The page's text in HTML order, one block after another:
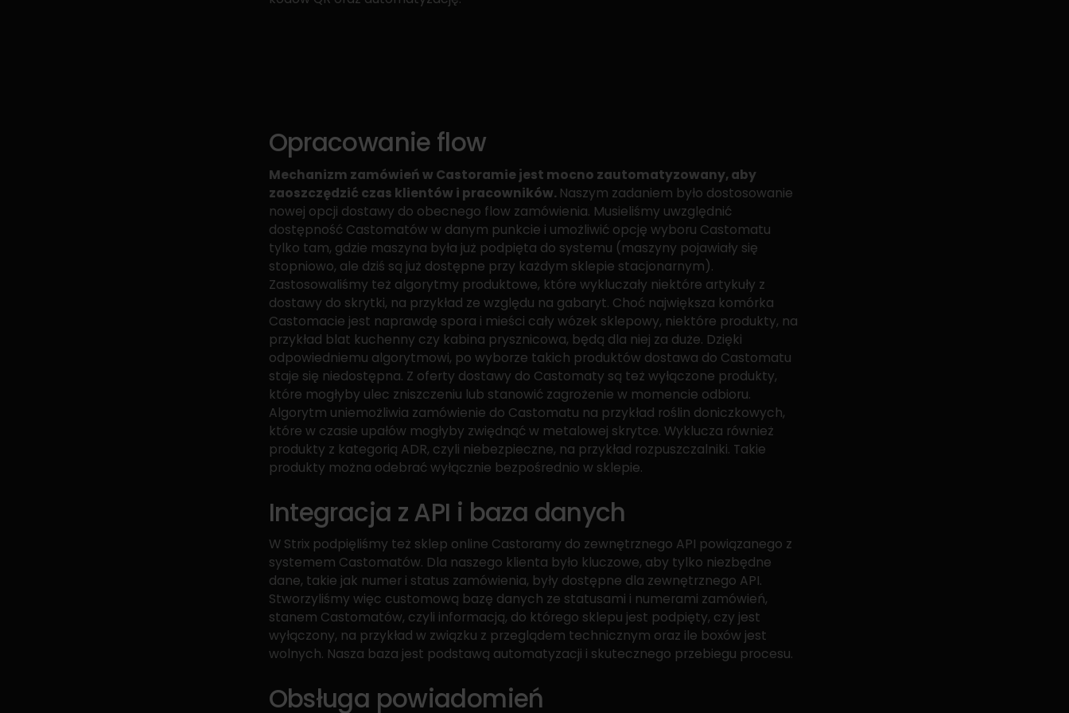
Opracowanie flow
Mechanizm zamówień w Castoramie jest mocno zautomatyzowany, aby
zaoszczędzić czas klientów i pracowników. Naszym zadaniem było dostosowanie
nowej opcji dostawy do obecnego flow zamówienia. Musieliśmy uwzględnić
dostępność Castomatów w danym punkcie i umożliwić opcję wyboru Castomatu
tylko tam, gdzie maszyna była już podpięta do systemu (maszyny pojawiały się
stopniowo, ale dziś są już dostępne przy każdym sklepie stacjonarnym).
Zastosowaliśmy też algorytmy produktowe, które wykluczały niektóre artykuły z
dostawy do skrytki, na przykład ze względu na gabaryt. Choć największa komórka
Castomacie jest naprawdę spora i mieści cały wózek sklepowy, niektóre produkty, na
przykład blat kuchenny czy kabina prysznicowa, będą dla niej za duże. Dzięki
odpowiedniemu algorytmowi, po wyborze takich produktów dostawa do Castomatu
staje się niedostępna. Z oferty dostawy do Castomaty są też wyłączone produkty,
które mogłyby ulec zniszczeniu lub stanowić zagrożenie w momencie odbioru.
Algorytm uniemożliwia zamówienie do Castomatu na przykład roślin doniczkowych,
które w czasie upałów mogłyby zwiędnąć w metalowej skrytce. Wyklucza również
produkty z kategorią ADR, czyli niebezpieczne, na przykład rozpuszczalniki. Takie
produkty można odebrać wyłącznie bezpośrednio w sklepie.
Integracja z API i baza danych
W Strix podpięliśmy też sklep online Castoramy do zewnętrznego API powiązanego z
systemem Castomatów. Dla naszego klienta było kluczowe, aby tylko niezbędne
dane, takie jak numer i status zamówienia, były dostępne dla zewnętrznego API.
Stworzyliśmy więc customową bazę danych ze statusami i numerami zamówień,
stanem Castomatów, czyli informacją, do którego sklepu jest podpięty, czy jest
wyłączony, na przykład w związku z przeglądem technicznym oraz ile boxów jest
wolnych. Nasza baza jest podstawą automatyzacji i skutecznego przebiegu procesu.
Obsługa powiadomień